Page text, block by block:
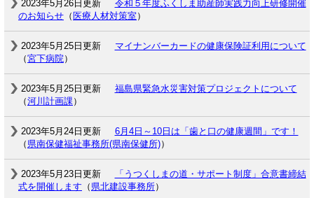
2023年5月26日更新
令和５年度ふくしま助産師実践力向上研修開催
のお知らせ （ 医療人材対策室 ）
2023年5月25日更新
マイナンバーカードの健康保険証利用について
（宮下病院）
2023年5月25日更新
福島県緊急水災害対策プロジェクトについて
（河川計画課）
2023年5月24日更新
6月4日～10日は「歯と口の健康週間」です！
（ 県南保健福祉事務所(県南保健所)）
2023年5月23日更新
「うつくしまの道・サポート制度」合意書締結
式を開催します （ 県北建設事務所）